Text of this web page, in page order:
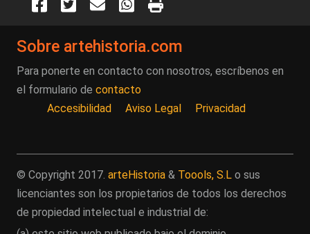
Sobre artehistoria.com
Para ponerte en contacto con nosotros, escríbenos en
el formulario de contacto
Accesibilidad
Aviso Legal Privacidad
© Copyright 2017. arteHistoria & Toools, S.L o sus
licenciantes son los propietarios de todos los derechos
de propiedad intelectual e industrial de: